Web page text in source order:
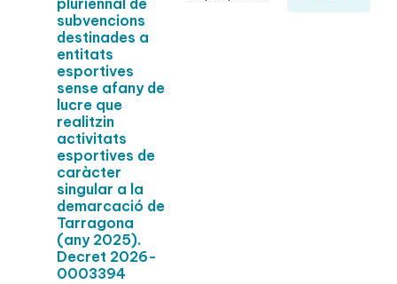
pluriennal de
subvencions
destinades a
entitats
esportives
sense afany de
lucre que
realitzin
activitats
esportives de
caràcter
singular a la
demarcació de
Tarragona
(any 2025).
Decret 2026-
0003394